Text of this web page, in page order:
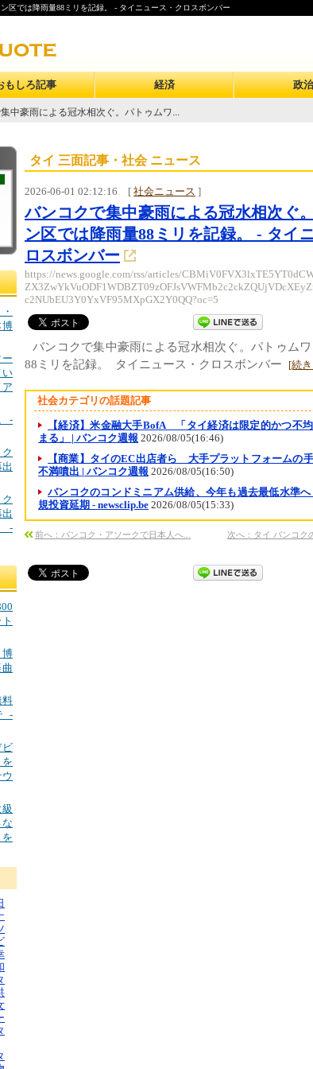
区では降雨量88ミリを記録。 - タイニュース・クロスボンバー
もしろ記事 経済 政治
中豪雨による冠水相次ぐ。パトゥムワ...
博
い
-
-
料
-
ビ
タイ 三面記事・社会 ニュース
2026-06-01 02:12:16 [ 社会ニュース ]
バンコクで集中豪雨による冠水相次ぐ
ン区では降雨量88ミリを記録。 - タイ
ロスボンバー
https://news.google.com/rss/articles/
c2NUbEU3Y0YxVF95MXpGX2Y0QQ?oc=5
バンコクで集中豪雨による冠水相次ぐ。パトゥム
88ミリを記録。 タイニュース・クロスボンバー [続
社会カテゴリの話題記事
【経済】米金融大手BofA 「タイ経済は限定的かつ不
まる」 | バンコク週報 2026/08/05(16:46)
【商業】タイのEC出店者ら 大手プラットフォームの
不満噴出 | バンコク週報 2026/08/05(16:50)
バンコクのコンドミニアム供給、今年も過去最低水準
規投資延期 - newsclip.be 2026/08/05(15:33)
前へ：バンコク・アソークで日本人へ... 次へ：タイ バンコク